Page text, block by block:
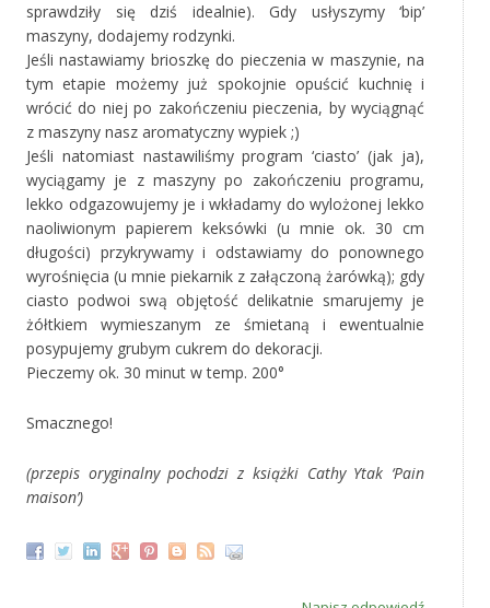
sprawdziły się dziś idealnie). Gdy usłyszymy ‘bip’
maszyny, dodajemy rodzynki.
Jeśli nastawiamy brioszkę do pieczenia w maszynie, na
tym etapie możemy już spokojnie opuścić kuchnię i
wrócić do niej po zakończeniu pieczenia, by wyciągnąć
z maszyny nasz aromatyczny wypiek ;)
Jeśli natomiast nastawiliśmy program ‘ciasto’ (jak ja),
wyciągamy je z maszyny po zakończeniu programu,
lekko odgazowujemy je i wkładamy do wylożonej lekko
naoliwionym papierem keksówki (u mnie ok. 30 cm
długości) przykrywamy i odstawiamy do ponownego
wyrośnięcia (u mnie piekarnik z załączoną żarówką); gdy
ciasto podwoi swą objętość delikatnie smarujemy je
żółtkiem wymieszanym ze śmietaną i ewentualnie
posypujemy grubym cukrem do dekoracji.
Pieczemy ok. 30 minut w temp. 200°
Smacznego!
(przepis oryginalny pochodzi z książki Cathy Ytak ‘Pain
maison’)